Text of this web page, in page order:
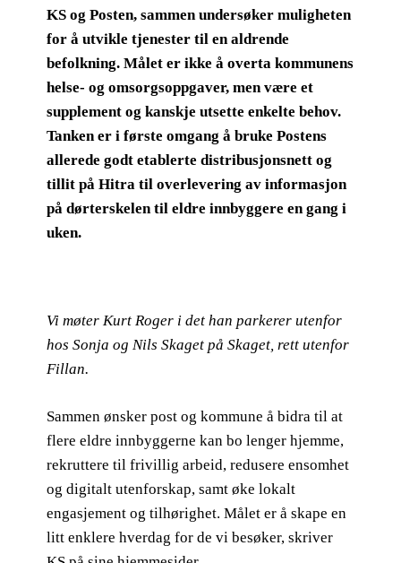
KS og Posten, sammen undersøker muligheten
for å utvikle tjenester til en aldrende
befolkning. Målet er ikke å overta kommunens
helse- og omsorgsoppgaver, men være et
supplement og kanskje utsette enkelte behov.
Tanken er i første omgang å bruke Postens
allerede godt etablerte distribusjonsnett og
tillit på Hitra til overlevering av informasjon
på dørterskelen til eldre innbyggere en gang i
uken.
Vi møter Kurt Roger i det han parkerer utenfor
hos Sonja og Nils Skaget på Skaget, rett utenfor
Fillan.
Sammen ønsker post og kommune å bidra til at
flere eldre innbyggerne kan bo lenger hjemme,
rekruttere til frivillig arbeid, redusere ensomhet
og digitalt utenforskap, samt øke lokalt
engasjement og tilhørighet. Målet er å skape en
litt enklere hverdag for de vi besøker, skriver